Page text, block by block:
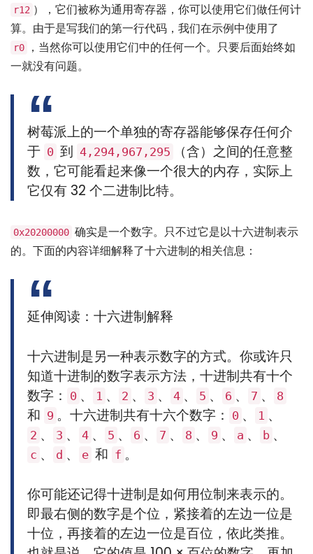
r12 ），它们被称为通用寄存器，你可以使用它们做任何计
算。由于是写我们的第一行代码，我们在示例中使用了
r0
，当然你可以使用它们中的任何一个。只要后面始终如
一就没有问题。
树莓派上的一个单独的寄存器能够保存任何介
于 0 到 4,294,967,295
（含）之间的任意整
数，它可能看起来像一个很大的内存，实际上
它仅有 32 个二进制比特。
0x20200000 确实是一个数字。只不过它是以十六进制表示
的。下面的内容详细解释了十六进制的相关信息：
延伸阅读：十六进制解释
十六进制是另一种表示数字的方式。你或许只
知道十进制的数字表示方法，十进制共有十个
数字：
0 、 1 、 2 、 3 、 4 、 5 、 6 、 7 、 8
和 9 。十六进制共有十六个数字： 0 、 1 、
2 、 3 、 4 、 5 、 6 、 7 、 8 、 9 、 a 、 b 、
c 、 d 、 e 和 f 。
你可能还记得十进制是如何用位制来表示的。
即最右侧的数字是个位，紧接着的左边一位是
十位，再接着的左边一位是百位，依此类推。